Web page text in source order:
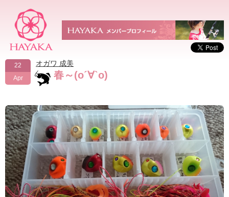
22
Apr
オガワ 成美
春～(о´∀`о)